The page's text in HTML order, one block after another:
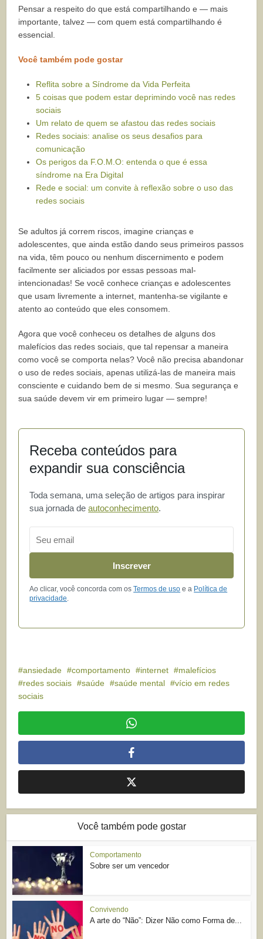
Pensar a respeito do que está compartilhando e — mais
importante, talvez — com quem está compartilhando é
essencial.
Você também pode gostar
Reflita sobre a Síndrome da Vida Perfeita
5 coisas que podem estar deprimindo você nas redes
sociais
Um relato de quem se afastou das redes sociais
Redes sociais: analise os seus desafios para
comunicação
Os perigos da F.O.M.O: entenda o que é essa
síndrome na Era Digital
Rede e social: um convite à reflexão sobre o uso das
redes sociais
Se adultos já correm riscos, imagine crianças e
adolescentes, que ainda estão dando seus primeiros passos
na vida, têm pouco ou nenhum discernimento e podem
facilmente ser aliciados por essas pessoas mal-
intencionadas! Se você conhece crianças e adolescentes
que usam livremente a internet, mantenha-se vigilante e
atento ao conteúdo que eles consomem.
Agora que você conheceu os detalhes de alguns dos
malefícios das redes sociais, que tal repensar a maneira
como você se comporta nelas? Você não precisa abandonar
o uso de redes sociais, apenas utilizá-las de maneira mais
consciente e cuidando bem de si mesmo. Sua segurança e
sua saúde devem vir em primeiro lugar — sempre!
Receba conteúdos para
expandir sua consciência
Toda semana, uma seleção de artigos para inspirar
sua jornada deautoconhecimento.
Inscrever
Ao clicar, você concorda com osTermos de uso e a Política de
privacidade.
ansiedade comportamento internet
malefícios
redes sociais
saúde saúde mental
vício em redes
sociais
Você também pode gostar
Comportamento
Sobre ser um vencedor
Convivendo
A arte do “Não”: Dizer Não como Forma de...